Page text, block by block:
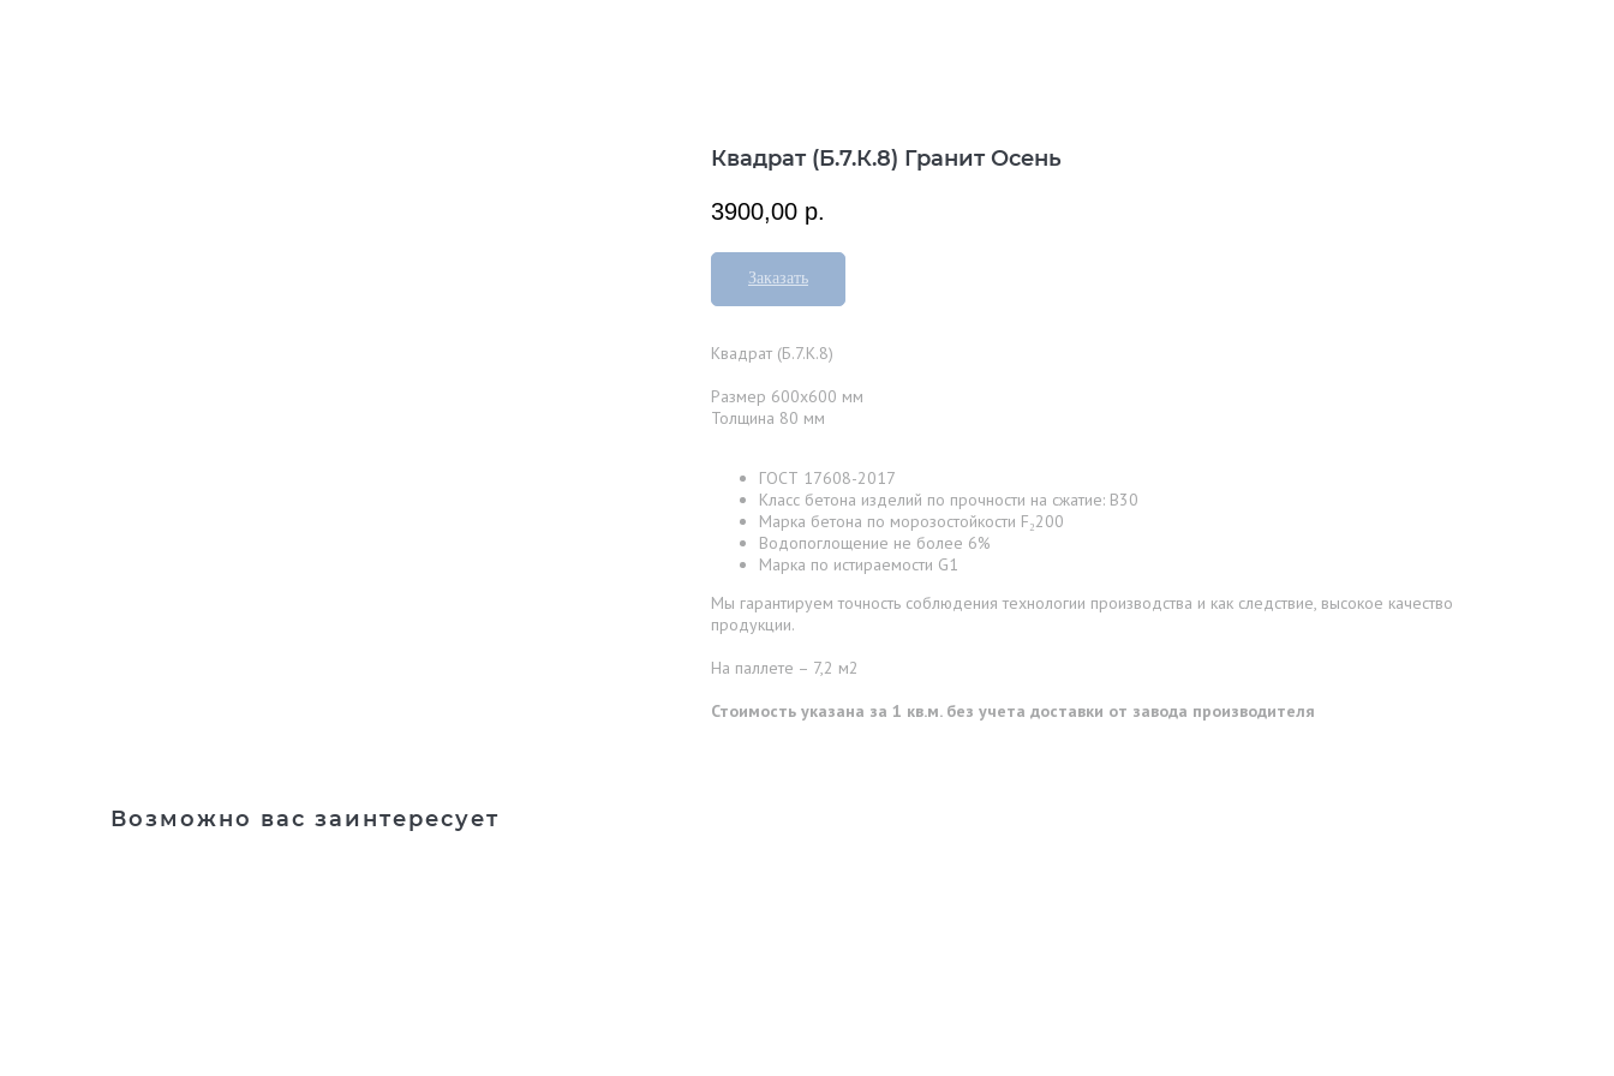
Квадрат (Б.7.К.8) Гранит Осень
3900,00 р.
Заказать
Квадрат (Б.7.К.8)
Размер 600x600 мм
Толщина 80 мм
ГОСТ 17608-2017
Класс бетона изделий по прочности на сжатие: B30
Марка бетона по морозостойкости F₂200
Водопоглощение не более 6%
Марка по истираемости G1
Мы гарантируем точность соблюдения технологии производства и как следствие, высокое качество
продукции.
На паллете – 7,2 м2
Стоимость указана за 1 кв.м. без учета доставки от завода производителя
Возможно вас заинтересует